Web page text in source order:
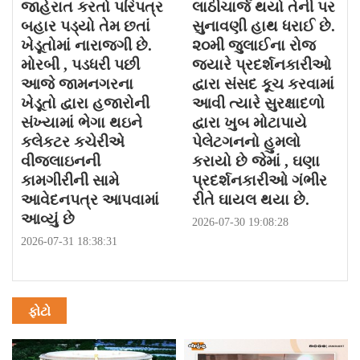
જાહેરાત કરતો પરિપત્ર
બહાર પડ્યો તેમ છતાં
ખેડૂતોમાં નારાજગી છે.
મોરબી , પડધરી પછી
આજે જામનગરના
ખેડૂતો દ્વારા હજારોની
સંખ્યામાં ભેગા થઇને
કલેકટર કચેરીએ
વીજલાઇનની
કામગીરીની સામે
આવેદનપત્ર આપવામાં
આવ્યું છે
2026-07-31 18:38:31
લાઠીચાર્જ થયો તેની પર
સુનાવણી હાથ ધરાઈ છે.
૨૦મી જુલાઈના રોજ
જયારે પ્રદર્શનકારીઓ
દ્વારા સંસદ કૂચ કરવામાં
આવી ત્યારે સુરક્ષાદળો
દ્વારા ખુબ મોટાપાયે
પેલેટગનનો હુમલો
કરાયો છે જેમાં , ઘણા
પ્રદર્શનકારીઓ ગંભીર
રીતે ઘાયલ થયા છે.
2026-07-30 19:08:28
ફોટો